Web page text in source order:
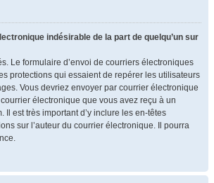
indésirable de la part de quelqu’un sur
Le formulaire d’envoi de courriers électroniques
protections qui essaient de repérer les utilisateurs
Vous devriez envoyer par courrier électronique
électronique que vous avez reçu à un
Il est très important d’y inclure les en-têtes
sur l’auteur du courrier électronique. Il pourra